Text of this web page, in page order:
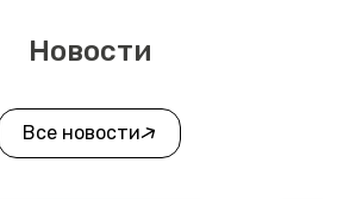
Новости
Все новости